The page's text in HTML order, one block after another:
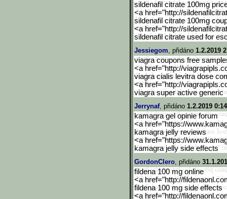
sildenafil citrate 100mg
<a href="http://
sildenafil citrate 100mg
<a href="http://
sildenafil citrate used for
Jessiegom, přidáno 1.2.2019
viagra coupons free
<a href="http://
viagra cialis levitra dose
<a href="http://
viagra super active generic
Jerrynaf, přidáno 1.2.2019
kamagra gel opinie forum
<a href="https://
kamagra jelly reviews
<a href="https://
kamagra jelly side effects
GordonClero, přidáno
fildena 100 mg online
<a href="http://
fildena 100 mg side effects
<a href="http://